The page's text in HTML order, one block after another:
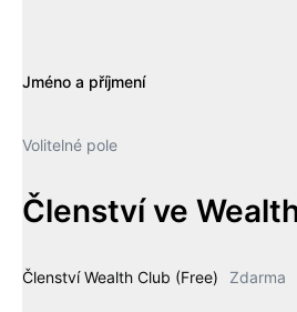
Jméno a příjmení
Volitelné pole
Členství ve
Členství Wealth Club (Free) Zdarma